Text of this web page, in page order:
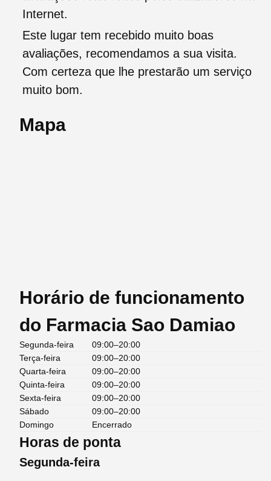
Internet.
Este lugar tem recebido muito boas
avaliações, recomendamos a sua visita.
Com certeza que lhe prestarão um serviço
muito bom.
Mapa
Horário de funcionamento
do Farmacia Sao Damiao
Segunda-feira
09:00–20:00
Terça-feira
09:00–20:00
Quarta-feira
09:00–20:00
Quinta-feira
09:00–20:00
Sexta-feira
09:00–20:00
Sábado
09:00–20:00
Domingo
Encerrado
Horas de ponta
Segunda-feira